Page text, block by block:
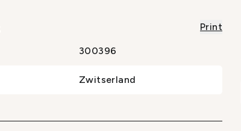
Print
300396
Zwitserland